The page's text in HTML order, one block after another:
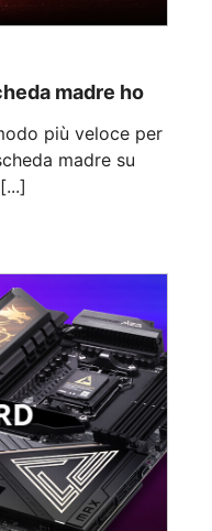
madre ho
più veloce per
madre su